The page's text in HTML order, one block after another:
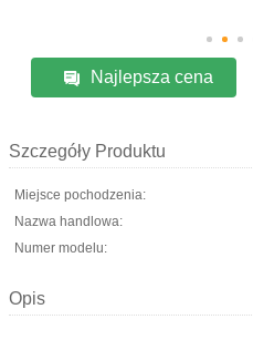
Najlepsza cena
Szczegóły Produktu
Miejsce pochodzenia:
Nazwa handlowa:
Numer modelu:
Opis